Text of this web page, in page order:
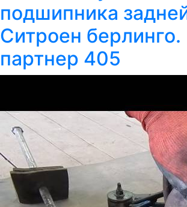
подшипника
Ситроен
партнер 405